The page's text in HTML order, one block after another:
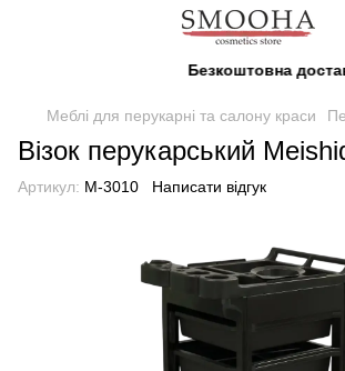
Безкоштовна
Меблі для перукарні та салону краси
Візок перукарський
Артикул: M-3010 Написати відгук